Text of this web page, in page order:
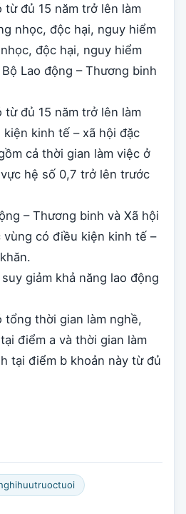
từ đủ 15 năm trở lên làm
nhọc, độc hại, nguy hiểm
độc hại, nguy hiểm
Lao động – Thương binh
từ đủ 15 năm trở lên làm
kinh tế – xã hội đặc
cả thời gian làm việc ở
hệ số 0,7 trở lên trước
– Thương binh và Xã hội
vùng có điều kiện kinh tế –
giảm khả năng lao động
tổng thời gian làm nghề,
điểm a và thời gian làm
tại điểm b khoản này từ đủ